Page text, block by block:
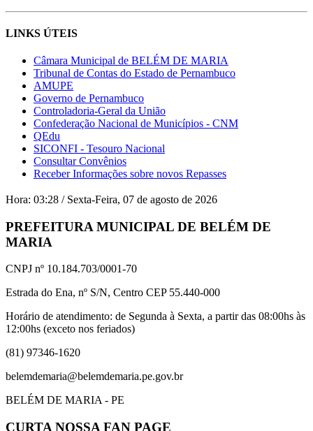
LINKS ÚTEIS
Câmara Municipal de BELÉM DE MARIA
Tribunal de Contas do Estado de Pernambuco
AMUPE
Governo de Pernambuco
Controladoria-Geral da União
Confederação Nacional de Municípios - CNM
QEdu
SICONFI - Tesouro Nacional
Consultar Convênios
Receber Informações sobre novos Repasses
Hora: 03:28 / Sexta-Feira, 07 de agosto de 2026
PREFEITURA MUNICIPAL DE BELÉM DE
MARIA
CNPJ nº 10.184.703/0001-70
Estrada do Ena, nº S/N, Centro CEP 55.440-000
Horário de atendimento: de Segunda à Sexta, a partir das 08:00hs às
12:00hs (exceto nos feriados)
(81) 97346-1620
belemdemaria@belemdemaria.pe.gov.br
BELÉM DE MARIA - PE
CURTA NOSSA FAN PAGE